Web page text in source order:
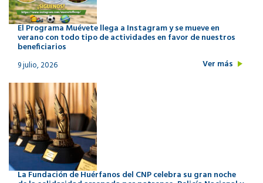
El Programa Muévete llega a Instagram y se mueve en
verano con todo tipo de actividades en favor de nuestros
beneficiarios
9 julio, 2026 Ver más
La Fundación de Huérfanos del CNP celebra su gran noche